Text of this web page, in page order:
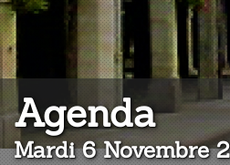
Agenda:
Mardi 6 Novembre